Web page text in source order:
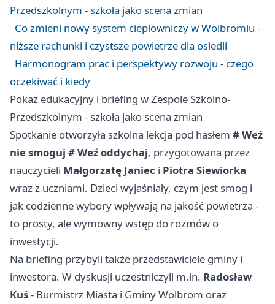
Przedszkolnym - szkoła jako scena zmian
Co zmieni nowy system ciepłowniczy w Wolbromiu -
niższe rachunki i czystsze powietrze dla osiedli
Harmonogram prac i perspektywy rozwoju - czego
oczekiwać i kiedy
Pokaz edukacyjny i briefing w Zespole Szkolno-
Przedszkolnym - szkoła jako scena zmian
Spotkanie otworzyła szkolna lekcja pod hasłem # Weź
nie smoguj # Weź oddychaj, przygotowana przez
nauczycieli Małgorzatę Janiec i Piotra Siewiorka
wraz z uczniami. Dzieci wyjaśniały, czym jest smog i
jak codzienne wybory wpływają na jakość powietrza -
to prosty, ale wymowny wstęp do rozmów o
inwestycji.
Na briefing przybyli także przedstawiciele gminy i
inwestora. W dyskusji uczestniczyli m.in. Radosław
Kuś- Burmistrz Miasta i Gminy Wolbrom oraz